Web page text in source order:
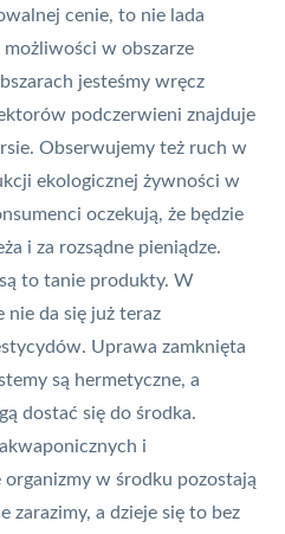
cenie, to nie lada
w obszarze
jesteśmy wręcz
podczerwieni znajduje
Obserwujemy też ruch w
ekologicznej żywności w
oczekują, że będzie
i za rozsądne pieniądze.
to tanie produkty. W
da się już teraz
Uprawa zamknięta
są hermetyczne, a
dostać się do środka.
i
w środku pozostają
zarazimy, a dzieje się to bez